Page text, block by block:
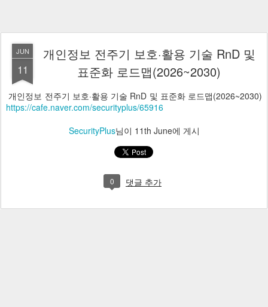
JUN
11
개인정보 전주기 보호·활용 기술 RnD 및
표준화 로드맵(2026~2030)
개인정보 전주기 보호·활용 기술 RnD 및 표준화 로드맵(2026~2030)
https://cafe.naver.com/securityplus/65916
SecurityPlus님이 11th June에 게시
0 댓글 추가